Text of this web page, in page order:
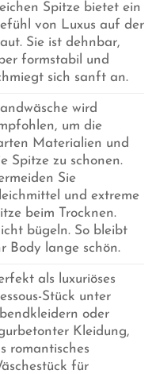
Spitze bietet ein
von Luxus auf der
Sie ist dehnbar,
formstabil und
sich sanft an.
wird
um die
Materialien und
Spitze zu schonen.
Sie
und extreme
beim Trocknen.
bügeln. So bleibt
Body lange schön.
als luxuriöses
Stück unter
oder
Kleidung,
romantisches
für